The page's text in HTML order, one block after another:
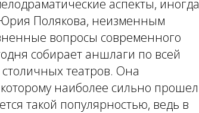
аспекты, иногда
Полякова, неизменным
вопросы современного
собирает аншлаги по всей
столичных театров. Она
наиболее сильно прошел
такой популярностью, ведь в